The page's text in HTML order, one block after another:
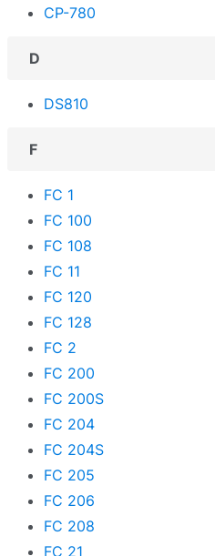
CP-780
D
DS810
F
FC 1
FC 100
FC 108
FC 11
FC 120
FC 128
FC 2
FC 200
FC 200S
FC 204
FC 204S
FC 205
FC 206
FC 208
FC 21